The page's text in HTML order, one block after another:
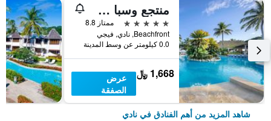
منتجع وسبا سوفيتل فيجي
5 نجوم
ممتاز 8.8
Beachfront, نادي, فيجي
0.0 كيلومتر عن وسط المدينة
1,668 ﷼
عرض
الصفقة
شاهد المزيد من أهم الفنادق في نادي